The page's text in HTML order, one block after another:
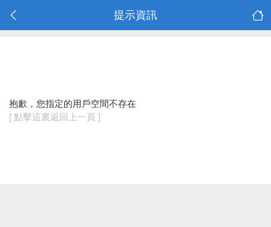
提示資訊
抱歉，您指定的用戶空間不存在
[ 點擊這裏返回上一頁 ]